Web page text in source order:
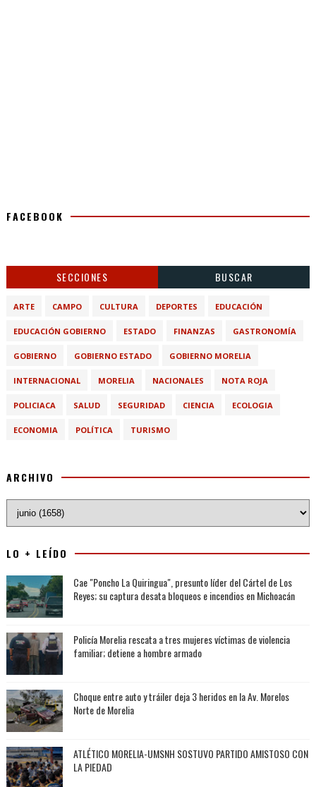
FACEBOOK
SECCIONES BUSCAR
ARTE CAMPO CULTURA DEPORTES EDUCACIÓN
EDUCACIÓN GOBIERNO ESTADO FINANZAS GASTRONOMÍA
GOBIERNO GOBIERNO ESTADO GOBIERNO MORELIA
INTERNACIONAL MORELIA NACIONALES NOTA ROJA
POLICIACA SALUD SEGURIDAD CIENCIA ECOLOGIA
ECONOMIA POLÍTICA TURISMO
ARCHIVO
LO + LEÍDO
Cae "Poncho La Quiringua", presunto líder del Cártel de Los
Reyes; su captura desata bloqueos e incendios en Michoacán
Policía Morelia rescata a tres mujeres víctimas de violencia
familiar; detiene a hombre armado
Choque entre auto y tráiler deja 3 heridos en la Av. Morelos
Norte de Morelia
ATLÉTICO MORELIA-UMSNH SOSTUVO PARTIDO AMISTOSO CON
LA PIEDAD